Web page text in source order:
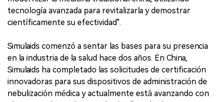
tecnología avanzada para revitalizarla y demostrar
científicamente su efectividad".
Simulaids comenzó a sentar las bases para su presencia
en la industria de la salud hace dos años. En China,
Simulaids ha completado las solicitudes de certificación
innovadoras para sus dispositivos de administración de
nebulización médica y actualmente está avanzando con